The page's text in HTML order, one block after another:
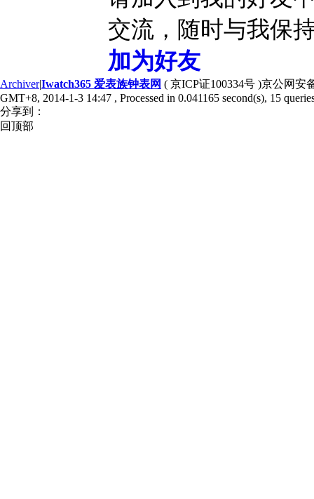
交流，随时与我保
加为好友
Archiver|Iwatch365 爱表族钟表网 ( 京ICP证100334号 )京公网安
GMT+8, 2014-1-3 14:47 , Processed in 0.041165 second(s), 15
分享到：
回顶部